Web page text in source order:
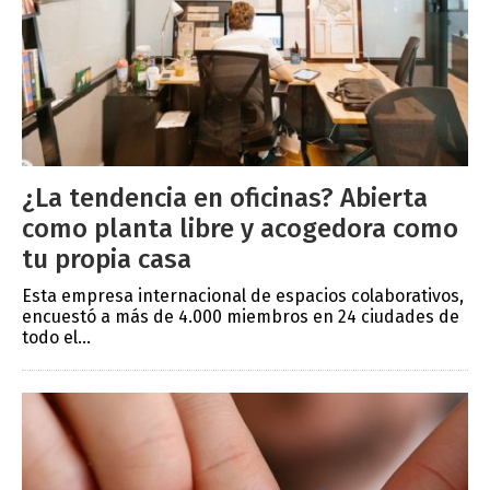
¿La tendencia en oficinas? Abierta
como planta libre y acogedora como
tu propia casa
Esta empresa internacional de espacios colaborativos,
encuestó a más de 4.000 miembros en 24 ciudades de
todo el...